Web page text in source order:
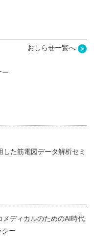
おしらせ一覧へ
ー
た筋電図データ解析セミ
メディカルのためのAI時代
シー